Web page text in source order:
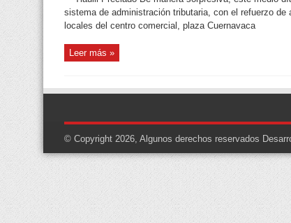
sistema de administración tributaria, con el refuerzo
locales del centro comercial, plaza Cuernavaca
Leer más »
© Copyright 2026, Algunos derechos reservados